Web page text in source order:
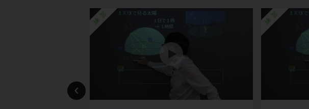
練習 練習